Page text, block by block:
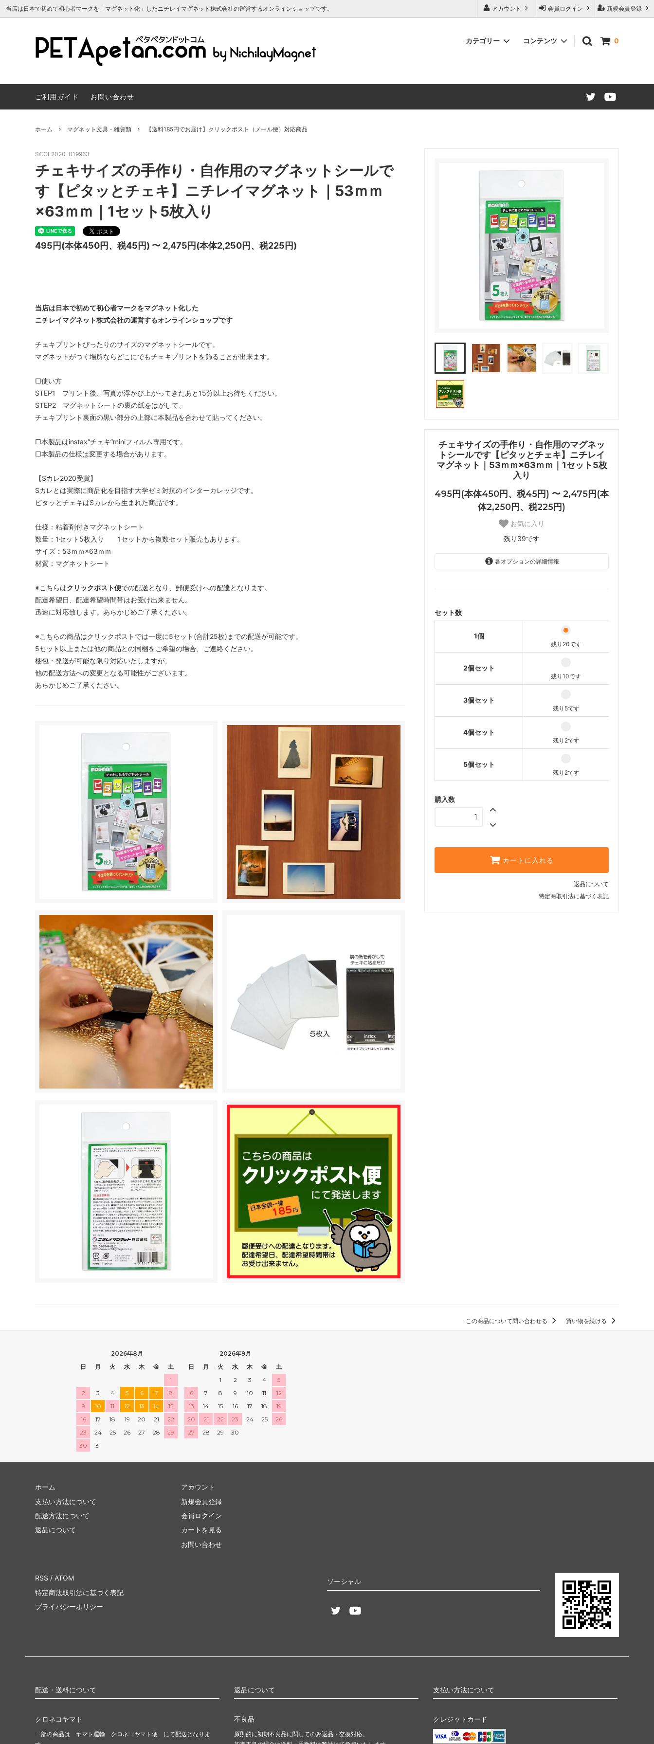
新規会員登録
会員ログイン
アカウント
当店は日本で初めて初心者マークを「マグネット化」したニチレイマグネット株式会社の運営するオンラインショップです。
0
カテゴリー
マグネットシート 両面カラー
マグネット販促・OEM／ノベルティ制
作
車用マグネット（高齢者マーク・もみじ
マーク・よつばマーク）
【特価品】マグネットシート端材（糊付
き・原反）
コンテンツ
作について
ご利用ガイド お問い合わせ
ホーム マグネット文具・雑貨類 【送料185円でお届け】クリックポスト（メール便）対応商品
チェキサイズの手作り・自作用のマグネッ
トシールです【ピタッとチェキ】ニチレイ
マグネット｜53ｍｍ×63ｍｍ｜1セット5枚
入り
495円(本体450円、税45円) 〜 2,475円(本
体2,250円、税225円)
お気に入り
残り39です
各オプションの詳細情報
3個セット
1,485円(本体1,350円、税135円)
4個セット
1,980円(本体1,800円、税180
セット数
1個
残り20です
2個セット
残り10です
3個セット
残り5です
4個セット
残り2です
5個セット
残り2です
購入数
カートに入れる
返品について
特定商取引法に基づく表記
SCOL2020-019963
チェキサイズの手作り・自作用のマグネットシールで
す【ピタッとチェキ】ニチレイマグネット｜53ｍｍ
×63ｍｍ｜1セット5枚入り
495円(本体450円、税45円) 〜 2,475円(本体2,250円、税225円)
当店は日本で初めて初心者マークをマグネット化した
ニチレイマグネット株式会社の運営するオンラインショップです
チェキプリントぴったりのサイズのマグネットシールです。
マグネットがつく場所ならどこにでもチェキプリントを飾ることが出来ます。
□使い方
STEP1 プリント後、写真が浮かび上がってきたあと15分以上お待ちください。
STEP2 マグネットシートの裏の紙をはがして、
チェキプリント裏面の黒い部分の上部に本製品を合わせて貼ってください。
□本製品はinstax“チェキ”miniフィルム専用です。
□本製品の仕様は変更する場合があります。
【Sカレ2020受賞】
Sカレとは実際に商品化を目指す大学ゼミ対抗のインターカレッジです。
ピタッとチェキはSカレから生まれた商品です。
仕様：粘着剤付きマグネットシート
数量：1セット5枚入り 1セットから複数セット販売もあります。
サイズ：53ｍｍ×63ｍｍ
材質：マグネットシート
※こちらはクリックポスト便での配送となり、郵便受けへの配達となります。
配達希望日、配達希望時間帯はお受け出来ません。
迅速に対応致します。あらかじめご了承ください。
※こちらの商品はクリックポストでは一度に5セット(合計25枚)までの配送が可能です。
5セット以上または他の商品との同梱をご希望の場合、ご連絡ください。
梱包・発送が可能な限り対応いたしますが、
他の配送方法への変更となる可能性がございます。
あらかじめご了承ください。
この商品について問い合わせる 買い物を続ける
2026年8月
日
月 火 水 木 金
土
1
2
3 4 5 6 7
8
9
10 11 12 13 14
15
16
17 18 19 20 21
22
23
24 25 26 27 28
29
30
31
2026年9月
日
月 火 水 木 金
土
1
2 3 4
5
6
7 8 9 10 11
12
13
14 15 16 17 18
19
20
21 22 23 24 25
26
27
28 29 30
ホーム
支払い方法について
配送方法について
返品について
アカウント
新規会員登録
会員ログイン
カートを見る
お問い合わせ
ソーシャル
RSS / ATOM
特定商法取引法に基づく表記
プライバシーポリシー
配送・送料について
クロネコヤマト
一部の商品は ヤマト運輸 クロネコヤマト便 にて配送となりま
返品について
不良品
原則的に初期不良品に関してのみ返品・交換対応。
支払い方法について
クレジットカード